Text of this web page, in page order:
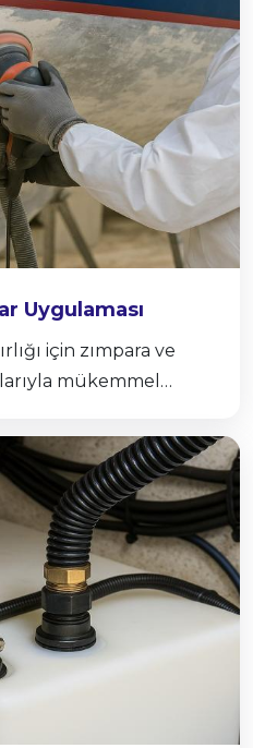
Uygulaması
için zımpara ve
mükemmel